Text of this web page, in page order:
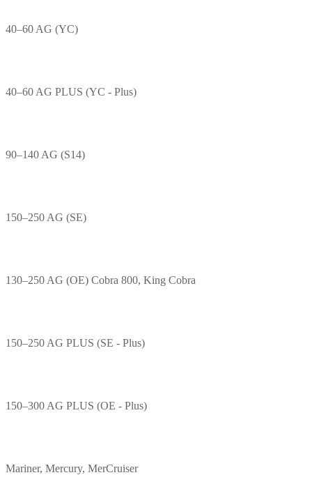
40–60 AG (YC)
40–60 AG PLUS (YC - Plus)
90–140 AG (S14)
150–250 AG (SE)
130–250 AG (OE) Cobra 800, King Cobra
150–250 AG PLUS (SE - Plus)
150–300 AG PLUS (OE - Plus)
Mariner, Mercury, MerCruiser